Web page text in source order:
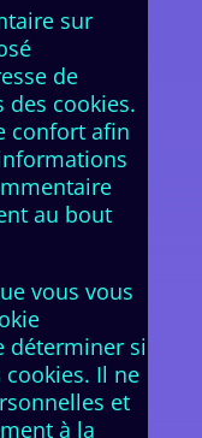
sur
de
des cookies.
confort afin
au bout
vous vous
déterminer si
Il ne
et
à la